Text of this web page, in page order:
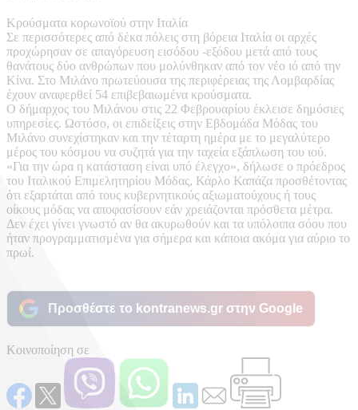
Κρούσματα κορωνοϊού στην Ιταλία
Σε περισσότερες από δέκα πόλεις στη βόρεια Ιταλία οι αρχές
προχώρησαν σε απαγόρευση εισόδου -εξόδου μετά από τους
θανάτους δύο ανθρώπων που μολύνθηκαν από τον νέο ιό από την
Κίνα. Στο Μιλάνο πρωτεύουσα της περιφέρειας της Λομβαρδίας
έχουν αναφερθεί 54 επιβεβαιωμένα κρούσματα.
Ο δήμαρχος του Μιλάνου στις 22 Φεβρουαρίου έκλεισε δημόσιες
υπηρεσίες. Ωστόσο, οι επιδείξεις στην Εβδομάδα Μόδας του
Μιλάνο συνεχίστηκαν και την τέταρτη ημέρα με το μεγαλύτερο
μέρος του κόσμου να συζητά για την ταχεία εξάπλωση του ιού.
«Για την ώρα η κατάσταση είναι υπό έλεγχο», δήλωσε ο πρόεδρος
του Ιταλικού Επιμελητηρίου Μόδας, Κάρλο Καπάζα προσθέτοντας
ότι εξαρτάται από τους κυβερνητικούς αξιωματούχους ή τους
οίκους μόδας να αποφασίσουν εάν χρειάζονται πρόσθετα μέτρα.
Δεν έχει γίνει γνωστό αν θα ακυρωθούν και τα υπόλοιπα σόου που
ήταν προγραμματισμένα για σήμερα και κάποια ακόμα για αύριο το
πρωί.
Προσθέστε το kontranews.gr στην Google
Κοινοποίηση σε